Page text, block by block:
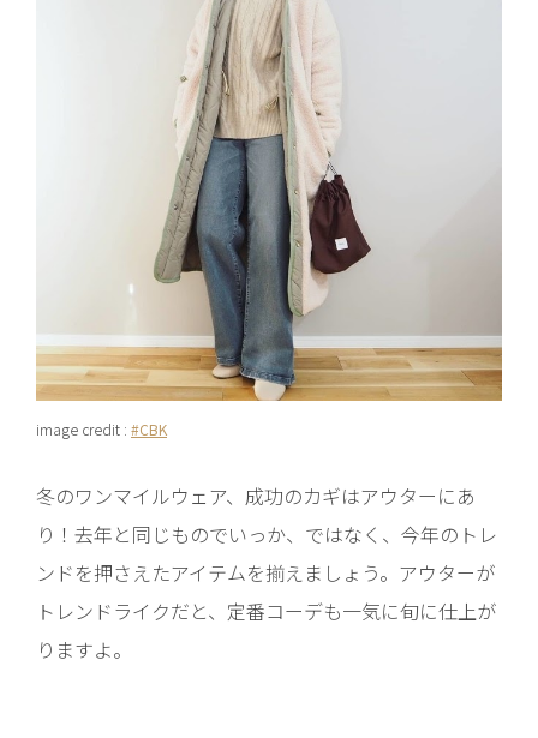
image credit : #CBK
冬のワンマイルウェア、成功のカギはアウターにあ
り！去年と同じものでいっか、ではなく、今年のトレ
ンドを押さえたアイテムを揃えましょう。アウターが
トレンドライクだと、定番コーデも一気に旬に仕上が
りますよ。